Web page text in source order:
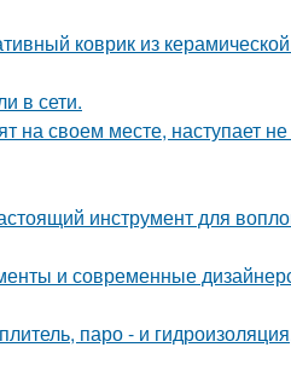
коврик из
в сети.
на своем месте, наступает
инструмент для
и современные
паро - и